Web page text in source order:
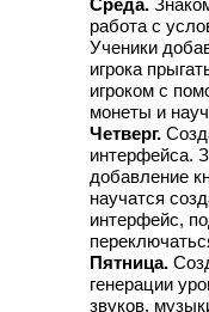
Среда.
работа с
Ученики
игрока
игроком с
монеты и
Четверг.
интерфейса.
добавление
научатся
интерфейс,
Пятница.
генерации
звуков,